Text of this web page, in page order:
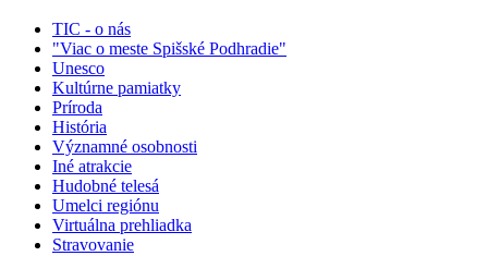
TIC - o nás
"Viac o meste Spišské Podhradie"
Unesco
Kultúrne pamiatky
Príroda
História
Významné osobnosti
Iné atrakcie
Hudobné telesá
Umelci regiónu
Virtuálna prehliadka
Stravovanie